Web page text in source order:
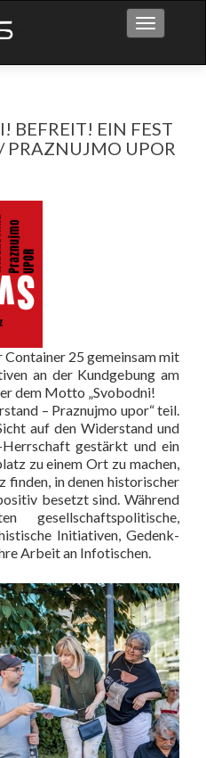
Toggle
BEFREIT! EIN FEST
PRAZNUJMO UPOR
Container 25 gemeinsam mit
an der Kundgebung am
dem Motto „Svobodni!
– Praznujmo upor“ teil.
auf den Widerstand und
gestärkt und ein
zu einem Ort zu machen,
finden, in denen historischer
besetzt sind. Während
gesellschaftspolitische,
Initiativen, Gedenk-
Arbeit an Infotischen.